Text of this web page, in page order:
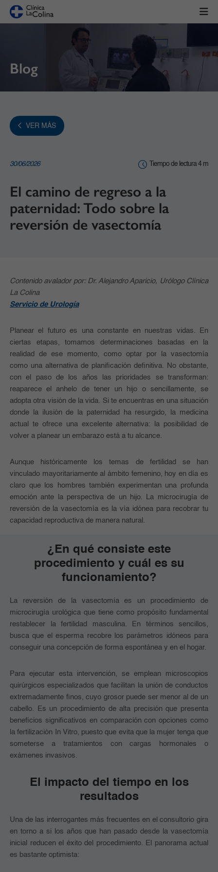
Blog
VER MÁS
30/06/2026 Tiempo de lectura 4 m
El camino de regreso a la
paternidad: Todo sobre la
reversión de vasectomía
Contenido avalador por: Dr. Alejandro Aparicio, Urólogo Clínica
La Colina
Servicio de Urología
Planear el futuro es una constante en nuestras vidas. En
ciertas etapas, tomamos determinaciones basadas en la
realidad de ese momento, como optar por la vasectomía
como una alternativa de planificación definitiva. No obstante,
con el paso de los años las prioridades se transforman:
reaparece el anhelo de tener un hijo o sencillamente, se
adopta otra visión de la vida. Si te encuentras en una situación
donde la ilusión de la paternidad ha resurgido, la medicina
actual te ofrece una excelente alternativa: la posibilidad de
volver a planear un embarazo está a tu alcance.
Aunque históricamente los temas de fertilidad se han
vinculado mayoritariamente al ámbito femenino, hoy en día es
claro que los hombres también experimentan una profunda
emoción ante la perspectiva de un hijo. La microcirugía de
reversión de la vasectomía es la vía idónea para recobrar tu
capacidad reproductiva de manera natural.
¿En qué consiste este
procedimiento y cuál es su
funcionamiento?
La reversión de la vasectomía es un procedimiento de
microcirugía urológica que tiene como propósito fundamental
restablecer la fertilidad masculina. En términos sencillos,
busca que el esperma recobre los parámetros idóneos para
conseguir una concepción de forma espontánea y en el hogar.
Para ejecutar esta intervención, se emplean microscopios
quirúrgicos especializados que facilitan la unión de conductos
extremadamente finos, cuyo grosor puede ser menor al de un
cabello. Es un procedimiento de alta precisión que presenta
beneficios significativos en comparación con opciones como
la fertilización In Vitro, puesto que evita que la mujer tenga que
someterse a tratamientos con cargas hormonales o
exámenes invasivos.
El impacto del tiempo en los
resultados
Una de las interrogantes más frecuentes en el consultorio gira
en torno a si los años que han pasado desde la vasectomía
inicial reducen el éxito del procedimiento. El panorama actual
es bastante optimista: